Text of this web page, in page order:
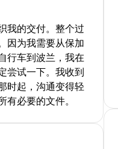
我的交付。整个过
因为我需要从保加
行车到波兰，我在
尝试一下。我收到
时起，沟通变得轻
必要的文件。